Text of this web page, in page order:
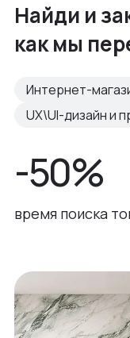
Найди и
как мы
Интернет-
UX\UI-дизайн и
-50%
время поиска